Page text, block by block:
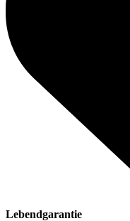
Lebendgarantie